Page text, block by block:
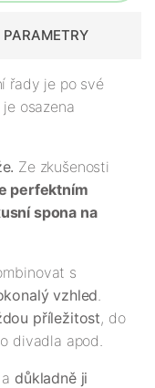
PARAMETRY
řady je po své
osazena
Ze zkušenosti
perfektním
spona na
s
vzhled
příležitost, do
divadla apod.
důkladně ji